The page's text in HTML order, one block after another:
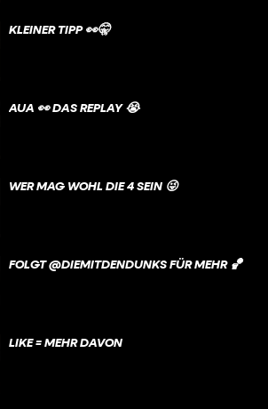
KLEINER TIPP 👀🤫
AUA 👀 DAS REPLAY 😭
WER MAG WOHL DIE 4 SEIN 😜
FOLGT @DIEMITDENDUNKS FÜR MEHR 🏀
LIKE = MEHR DAVON